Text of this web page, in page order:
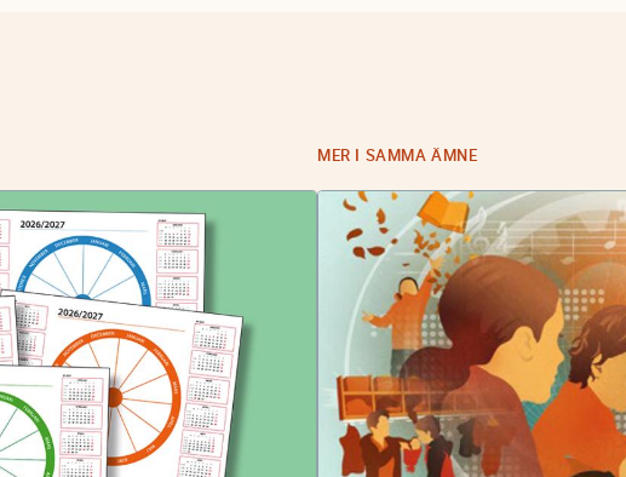
MER I SAMMA ÄMNE